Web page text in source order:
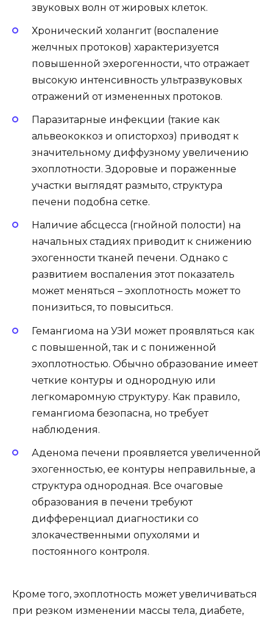
звуковых волн от жировых клеток.
Хронический холангит (воспаление
желчных протоков) характеризуется
повышенной эхерогенности, что отражает
высокую интенсивность ультразвуковых
отражений от измененных протоков.
Паразитарные инфекции (такие как
альвеококкоз и описторхоз) приводят к
значительному диффузному увеличению
эхоплотности. Здоровые и пораженные
участки выглядят размыто, структура
печени подобна сетке.
Наличие абсцесса (гнойной полости) на
начальных стадиях приводит к снижению
эхогенности тканей печени. Однако с
развитием воспаления этот показатель
может меняться – эхоплотность может то
понизиться, то повыситься.
Гемангиома на УЗИ может проявляться как
с повышенной, так и с пониженной
эхоплотностью. Обычно образование имеет
четкие контуры и однородную или
легкомаромную структуру. Как правило,
гемангиома безопасна, но требует
наблюдения.
Аденома печени проявляется увеличенной
эхогенностью, ее контуры неправильные, а
структура однородная. Все очаговые
образования в печени требуют
дифференциал диагностики со
злокачественными опухолями и
постоянного контроля.
Кроме того, эхоплотность может увеличиваться
при резком изменении массы тела, диабете,